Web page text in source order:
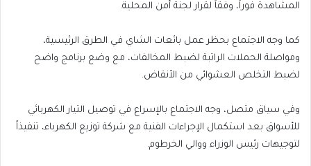
المشاهدة فوراً، وفقاً لقرار لجنة أمن المحلية.
كما وجه الاجتماع بحظر عمل بائعات الشاي في الطرق الرئيسية،
ومواصلة الحملات الراتبة لضبط المخالفات، مع وضع برنامج واضح
لضبط التخلص العشوائي من الأنقاض.
وفي سياق متصل، وجه الاجتماع بالإسراع في توصيل التيار الكهربائي
للأسواق بعد استكمال الإجراءات الفنية مع شركة توزيع الكهرباء، تنفيذاً
لتوجيهات رئيس الوزراء ووالي الخرطوم.